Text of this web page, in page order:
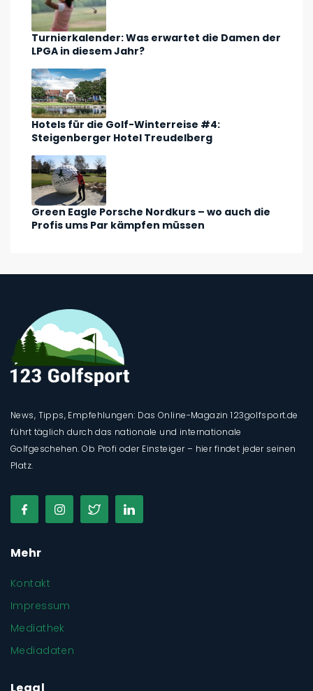
Turnierkalender: Was erwartet die Damen der
LPGA in diesem Jahr?
Hotels für die Golf-Winterreise #4:
Steigenberger Hotel Treudelberg
Green Eagle Porsche Nordkurs – wo auch die
Profis ums Par kämpfen müssen
News, Tipps, Empfehlungen: Das Online-Magazin 123golfsport.de
führt täglich durch das nationale und internationale
Golfgeschehen. Ob Profi oder Einsteiger – hier findet jeder seinen
Platz.
Mehr
Kontakt
Impressum
Mediathek
Mediadaten